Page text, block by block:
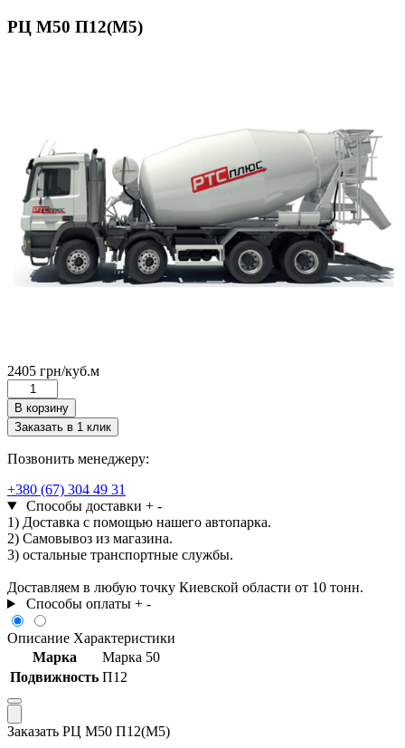
РЦ М50 П12(М5)
2405 грн/куб.м
Количество
товара
РЦ
М50
П12(М5)
В корзину
Заказать в 1 клик
Позвонить менеджеру:
+380 (67) 304 49 31
Способы доставки + -
1) Доставка с помощью нашего автопарка.
2) Самовывоз из магазина.
3) остальные транспортные службы.
Доставляем в любую точку Киевской области от 10 тонн.
Способы оплаты + -
Описание Характеристики
Марка
Марка 50
Подвижность П12
Заказать РЦ М50 П12(М5)